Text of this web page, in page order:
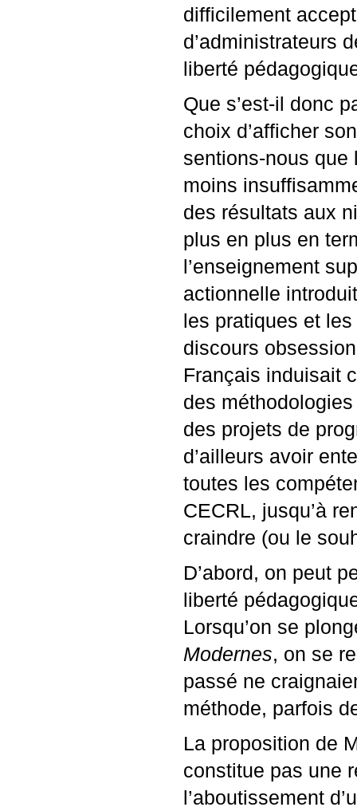
difficilement
d’administrateurs
liberté
Que s’est-il donc
choix d’afficher
sentions-nous que
moins
des résultats aux
plus en plus en
l’enseignement
actionnelle
les pratiques et
discours
Français induisait
des
des projets de
d’ailleurs avoir
toutes les
CECRL, jusqu’à
craindre (ou le
D’abord, on peut
liberté
Lorsqu’on se
Modernes, on se
passé ne
méthode, parfois
La proposition de
constitue pas une
l’aboutissement